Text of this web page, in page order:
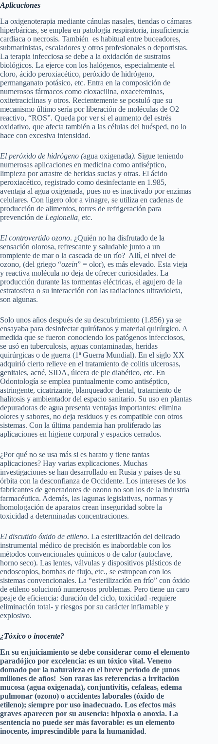
Aplicaciones
La oxigenoterapia mediante cánulas nasales, tiendas o cámaras
hiperbáricas, se emplea en patología respiratoria, insuficiencia
cardiaca o necrosis. También es habitual entre buceadores,
submarinistas, escaladores y otros profesionales o deportistas.
La terapia infecciosa se debe a la oxidación de sustratos
biológicos. La ejerce con los halógenos, especialmente el
cloro, ácido peroxiacético, peróxido de hidrógeno,
permanganato potásico, etc. Entra en la composición de
numerosos fármacos como cloxacilina, oxacefeminas,
oxitetraciclinas y otros. Recientemente se postuló que su
mecanismo último sería por liberación de moléculas de O2
reactivo, “ROS”. Queda por ver si el aumento del estrés
oxidativo, que afecta también a las células del huésped, no lo
hace con excesiva intensidad.
El peróxido de hidrógeno (agua oxigenada). Sigue teniendo
numerosas aplicaciones en medicina como antiséptico,
limpieza por arrastre de heridas sucias y otras. El ácido
peroxiacético, registrado como desinfectante en 1.985,
aventaja al agua oxigenada, pues no es inactivado por enzimas
celulares. Con ligero olor a vinagre, se utiliza en cadenas de
producción de alimentos, torres de refrigeración para
prevención de Legionella, etc.
El controvertido ozono. ¿Quién no ha disfrutado de la
sensación olorosa, refrescante y saludable junto a un
rompiente de mar o la cascada de un río? Allí, el nivel de
ozono, (del griego “ozein” = olor), es más elevado. Esta vieja
y reactiva molécula no deja de ofrecer curiosidades. La
producción durante las tormentas eléctricas, el agujero de la
estratosfera o su interacción con las radiaciones ultravioleta,
son algunas.
Solo unos años después de su descubrimiento (1.856) ya se
ensayaba para desinfectar quirófanos y material quirúrgico. A
medida que se fueron conociendo los patógenos infecciosos,
se usó en tuberculosis, aguas contaminadas, heridas
quirúrgicas o de guerra (1ª Guerra Mundial). En el siglo XX
adquirió cierto relieve en el tratamiento de colitis ulcerosas,
genitales, acné, SIDA, úlcera de pie diabético, etc. En
Odontología se emplea puntualmente como antiséptico,
astringente, cicatrizante, blanqueador dental, tratamiento de
halitosis y ambientador del espacio sanitario. Su uso en plantas
depuradoras de agua presenta ventajas importantes: elimina
olores y sabores, no deja residuos y es compatible con otros
sistemas. Con la última pandemia han proliferado las
aplicaciones en higiene corporal y espacios cerrados.
¿Por qué no se usa más si es barato y tiene tantas
aplicaciones? Hay varias explicaciones. Muchas
investigaciones se han desarrollado en Rusia y países de su
órbita con la desconfianza de Occidente. Los intereses de los
fabricantes de generadores de ozono no son los de la industria
farmacéutica. Además, las lagunas legislativas, normas y
homologación de aparatos crean inseguridad sobre la
toxicidad a determinadas concentraciones.
El discutido óxido de etileno. La esterilización del delicado
instrumental médico de precisión es inabordable con los
métodos convencionales químicos o de calor (autoclave,
horno seco). Las lentes, válvulas y dispositivos plásticos de
endoscopios, bombas de flujo, etc., se estropean con los
sistemas convencionales. La “esterilización en frío” con óxido
de etileno solucionó numerosos problemas. Pero tiene un caro
peaje de eficiencia: duración del ciclo, toxicidad -requiere
eliminación total- y riesgos por su carácter inflamable y
explosivo.
¿Tóxico o inocente?
En su enjuiciamiento se debe considerar como el elemento
paradójico por excelencia: es un tóxico vital. Veneno
domado por la naturaleza en el breve periodo de ¡unos
millones de años! Son raras las referencias a irritación
mucosa (agua oxigenada), conjuntivitis, cefaleas, edema
pulmonar (ozono) o accidentes laborales (óxido de
etileno); siempre por uso inadecuado. Los efectos más
graves aparecen por su ausencia: hipoxia o anoxia. La
sentencia no puede ser más favorable: es un elemento
inocente, imprescindible para la humanidad.